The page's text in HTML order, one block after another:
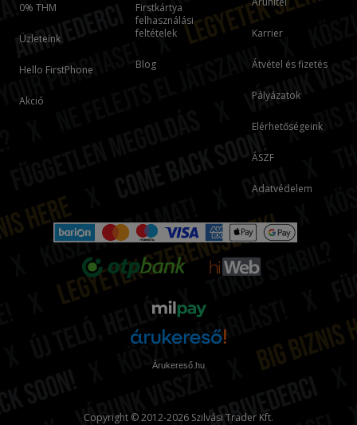
0% THM
Üzleteink
Hello FirstPhone
Akció
Firstkártya
felhasználási
feltételek
Blog
Karrier
Átvétel és fizetés
Pályázatok
Elérhetőségeink
ÁSZF
Adatvédelem
Árukereső.hu
Copyright © 2012-2026 Szilvási Trader Kft.